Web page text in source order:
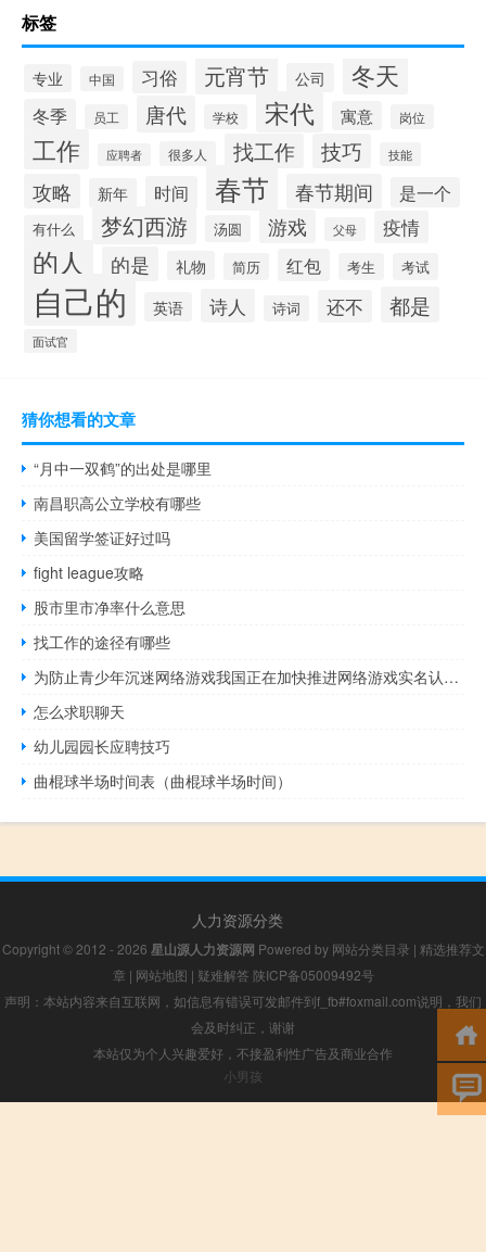
标签
专业 中国 习俗 元宵节 公司 冬天
冬季 员工 唐代 学校 宋代 寓意 岗位
工作 应聘者 很多人 找工作 技巧 技能
攻略 新年 时间 春节 春节期间 是一个
有什么 梦幻西游 汤圆 游戏 父母 疫情
的人 的是 礼物 简历 红包 考生 考试
自己的 英语 诗人 诗词 还不 都是
面试官
猜你想看的文章
“月中一双鹤”的出处是哪里
南昌职高公立学校有哪些
美国留学签证好过吗
fight league攻略
股市里市净率什么意思
找工作的途径有哪些
为防止青少年沉迷网络游戏我国正在加快推进网络游戏实名认证系统建设
怎么求职聊天
幼儿园园长应聘技巧
曲棍球半场时间表（曲棍球半场时间）
人力资源分类
Copyright © 2012 - 2026 星山源人力资源网 Powered by 网站分类目录 | 精选推荐文
章 | 网站地图 | 疑难解答 陕ICP备05009492号
声明：本站内容来自互联网，如信息有错误可发邮件到f_fb#foxmail.com说明，我们
会及时纠正，谢谢
本站仅为个人兴趣爱好，不接盈利性广告及商业合作
小男孩